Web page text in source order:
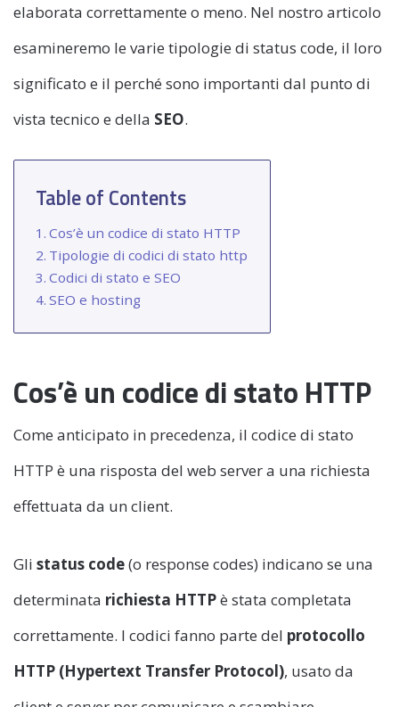
elaborata correttamente o meno. Nel nostro articolo
esamineremo le varie tipologie di status code, il loro
significato e il perché sono importanti dal punto di
vista tecnico e della SEO.
Table of Contents
Cos’è un codice di stato HTTP
Tipologie di codici di stato http
Codici di stato e SEO
SEO e hosting
Cos’è un codice di stato HTTP
Come anticipato in precedenza, il codice di stato
HTTP è una risposta del web server a una richiesta
effettuata da un client.
Gli status code(o response codes) indicano se una
determinata richiesta HTTPè stata completata
correttamente. I codici fanno parte del protocollo
HTTP (Hypertext Transfer Protocol), usato da